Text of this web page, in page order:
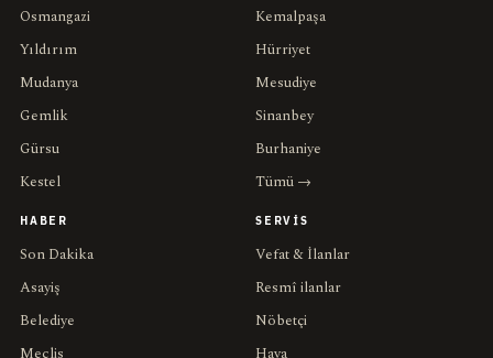
Osmangazi
Yıldırım
Mudanya
Gemlik
Gürsu
Kestel
Kemalpaşa
Hürriyet
Mesudiye
Sinanbey
Burhaniye
Tümü →
HABER
Son Dakika
Asayiş
Belediye
Meclis
SERVIS
Vefat & İlanlar
Resmî ilanlar
Nöbetçi
Hava